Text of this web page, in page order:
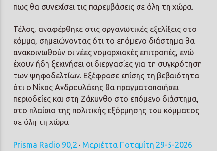
πως θα συνεχίσει τις παρεμβάσεις σε όλη τη χώρα.
Τέλος, αναφέρθηκε στις οργανωτικές εξελίξεις στο
κόμμα, σημειώνοντας ότι το επόμενο διάστημα θα
ανακοινωθούν οι νέες νομαρχιακές επιτροπές, ενώ
έχουν ήδη ξεκινήσει οι διεργασίες για τη συγκρότηση
των ψηφοδελτίων. Εξέφρασε επίσης τη βεβαιότητα
ότι ο Νίκος Ανδρουλάκης θα πραγματοποιήσει
περιοδείες και στη Ζάκυνθο στο επόμενο διάστημα,
στο πλαίσιο της πολιτικής εξόρμησης του κόμματος
σε όλη τη χώρα
Prisma Radio 90,2 · Μαριέττα Ποταμίτη 29-5-2026